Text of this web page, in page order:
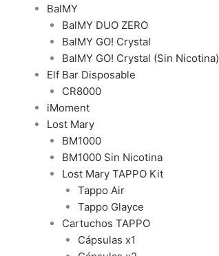
BalMY
BalMY DUO ZERO
BalMY GO! Crystal
BalMY GO! Crystal (Sin Nicotina)
Elf Bar Disposable
CR8000
iMoment
Lost Mary
BM1000
BM1000 Sin Nicotina
Lost Mary TAPPO Kit
Tappo Air
Tappo Glayce
Cartuchos TAPPO
Cápsulas x1